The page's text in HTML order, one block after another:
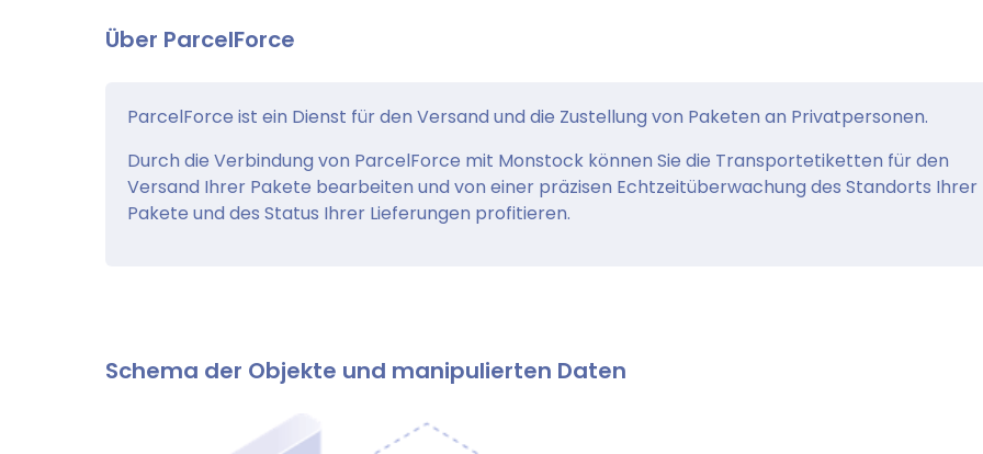
Über ParcelForce
ParcelForce ist ein Dienst für den Versand und die Zustellung von Paketen an Privatpersonen.
Durch die Verbindung von ParcelForce mit Monstock können Sie die Transportetiketten für den
Versand Ihrer Pakete bearbeiten und von einer präzisen Echtzeitüberwachung des Standorts Ihrer
Pakete und des Status Ihrer Lieferungen profitieren.
Schema der Objekte und manipulierten Daten